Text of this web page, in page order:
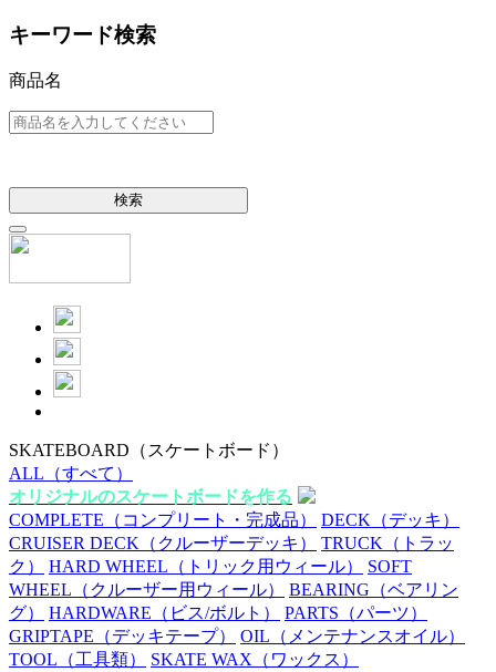
キーワード検索
商品名
検索
SKATEBOARD （スケートボード）
ALL （すべて）
オリジナルのスケートボードを作る
COMPLETE （コンプリート・完成品） DECK （デッキ）
CRUISER DECK （クルーザーデッキ） TRUCK （トラッ
ク）
HARD WHEEL （トリック用ウィール）
SOFT
WHEEL （クルーザー用ウィール） BEARING （ベアリン
グ）
HARDWARE （ビス/ボルト） PARTS （パーツ）
GRIPTAPE （デッキテープ） OIL （メンテナンスオイル）
TOOL （工具類） SKATE WAX （ワックス）